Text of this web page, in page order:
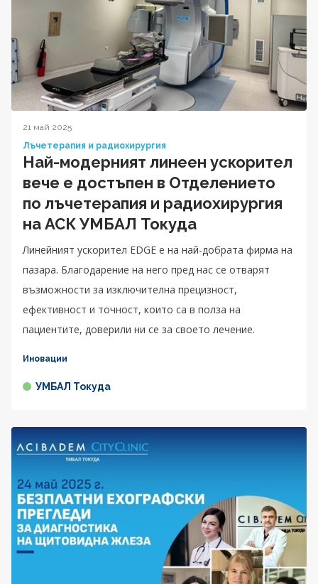
21 май 2025
Лъчетерапия и радиохирургия
Най-модерният линеен ускорител
вече е достъпен в Отделението
по лъчетерапия и радиохирургия
на АСК УМБАЛ Токуда
Линейният ускорител EDGE е на най-добрата фирма на
пазара. Благодарение на него пред нас се отварят
възможности за изключителна прецизност,
ефективност и точност, които са в полза на
пациентите, доверили ни се за своето лечение.
Иновации
УМБАЛ Токуда